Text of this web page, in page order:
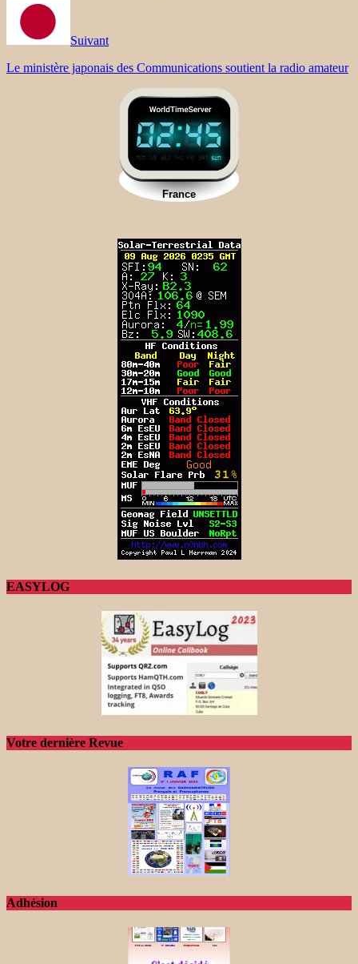
Suivant
Le ministère japonais des Communications soutient la radio amateur
EASYLOG
Votre dernière Revue
Adhésion